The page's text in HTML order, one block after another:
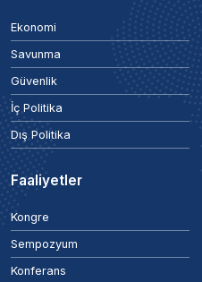
Ekonomi
Savunma
Güvenlik
İç Politika
Dış Politika
Faaliyetler
Kongre
Sempozyum
Konferans